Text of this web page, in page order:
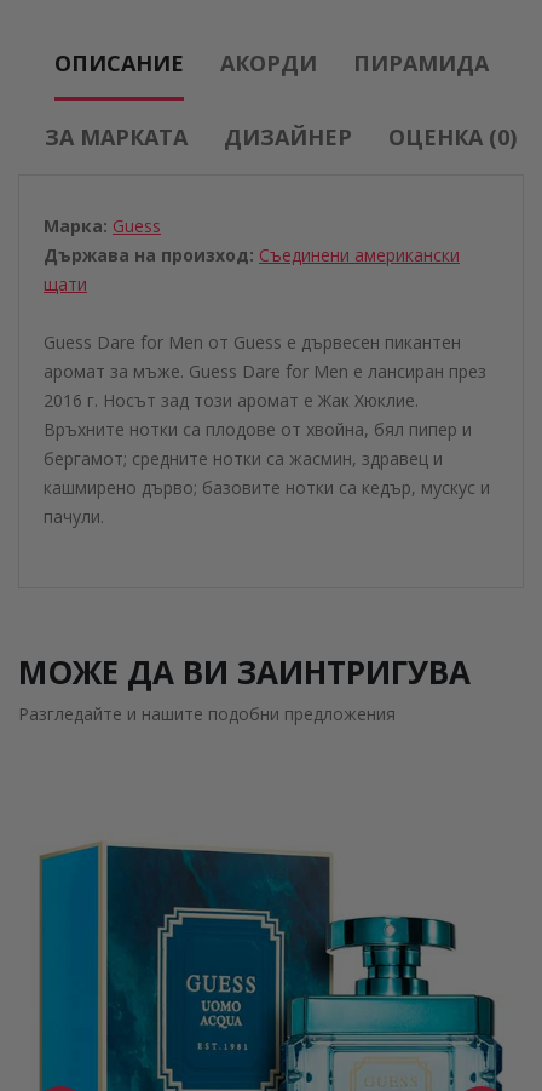
ОПИСАНИЕ АКОРДИ ПИРАМИДА
ЗА МАРКАТА ДИЗАЙНЕР ОЦЕНКА (0)
Марка: Guess
Държава на произход: Съединени американски
щати
Guess Dare for Men от Guess е дървесен пикантен
аромат за мъже. Guess Dare for Men е лансиран през
2016 г. Носът зад този аромат е Жак Хюклие.
Връхните нотки са плодове от хвойна, бял пипер и
бергамот; средните нотки са жасмин, здравец и
кашмирено дърво; базовите нотки са кедър, мускус и
пачули.
МОЖЕ ДА ВИ ЗАИНТРИГУВА
Разгледайте и нашите подобни предложения